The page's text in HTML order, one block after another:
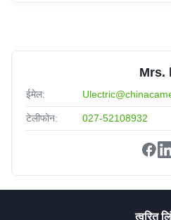
Mrs.
ईमेल:
टेलीफोन: 027-52108932
त्वरित